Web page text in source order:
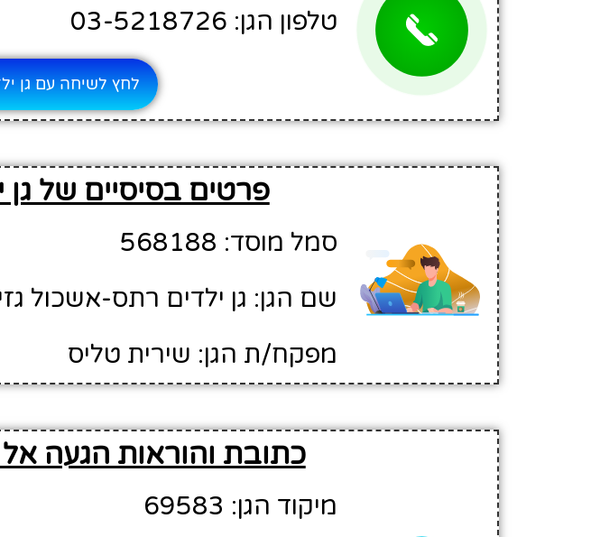
טלפון הגן: 03-5218726
לחץ לשיחה עם גן
פרטים בסיסיים של
סמל מוסד: 568188
שם הגן: גן ילדים רתס-אשכול
מפקח/ת הגן: שירית טליס
כתובת והוראות הגעה אל
מיקוד הגן: 69583